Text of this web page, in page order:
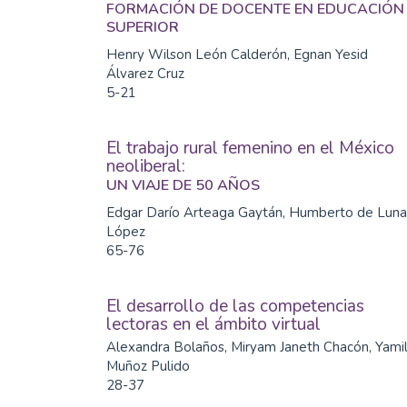
FORMACIÓN DE DOCENTE EN EDUCACIÓN
SUPERIOR
Henry Wilson León Calderón, Egnan Yesid
Álvarez Cruz
5-21
El trabajo rural femenino en el México
neoliberal:
UN VIAJE DE 50 AÑOS
Edgar Darío Arteaga Gaytán, Humberto de Luna
López
65-76
El desarrollo de las competencias
lectoras en el ámbito virtual
Alexandra Bolaños, Miryam Janeth Chacón,
Muñoz Pulido
28-37